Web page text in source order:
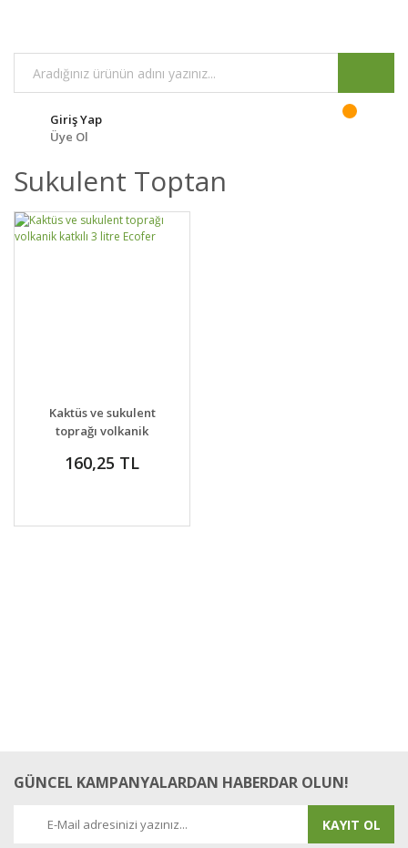
Giriş Yap
Üye Ol
Sukulent Toptan
DETAYLAR
VER
Kaktüs ve sukulent
toprağı volkanik
160,25 TL
GÜNCEL KAMPANYALARDAN HABERDAR OLUN!
KAYIT OL